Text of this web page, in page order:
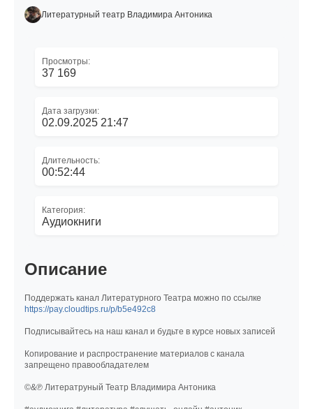
Литературный театр Владимира Антоника
Просмотры:
37 169
Дата загрузки:
02.09.2025 21:47
Длительность:
00:52:44
Категория:
Аудиокниги
Описание
Поддержать канал Литературного Театра можно по ссылке
https://pay.cloudtips.ru/p/b5e492c8
Подписывайтесь на наш канал и будьте в курсе новых записей
Копирование и распространение материалов с канала
запрещено правообладателем
©&℗ Литератруный Театр Владимира Антоника